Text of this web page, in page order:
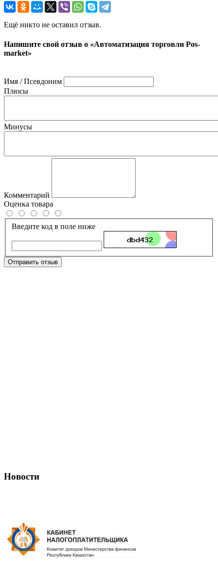
Ещё никто не оставил отзыв.
Напишите свой отзыв о «Автоматизация торговли Pos-
market»
Имя / Псевдоним
Плюсы
Минусы
Комментарий
Оценка товара
Введите код в поле ниже
Отправить отзыв
Новости